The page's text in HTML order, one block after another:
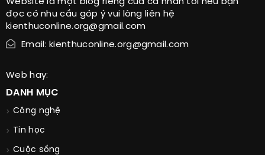
đọc có nhu cầu góp ý vui lòng liên hệ
kienthuconline.org@gmail.com
Email: kienthuconline.org@gmail.com
Web hay:
DANH MỤC
Công nghệ
Tin học
Cuộc sống